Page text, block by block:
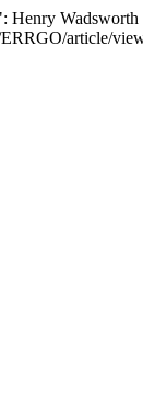
Henry
article/